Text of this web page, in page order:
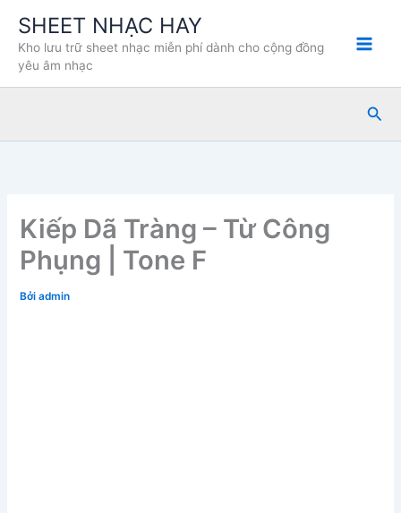
dung
SHEET NHẠC HAY
Kho lưu trữ sheet nhạc miễn phí dành cho cộng đồng
yêu âm nhạc
Tìm
Kiếp Dã Tràng – Từ Công
Phụng | Tone F
Bởiadmin